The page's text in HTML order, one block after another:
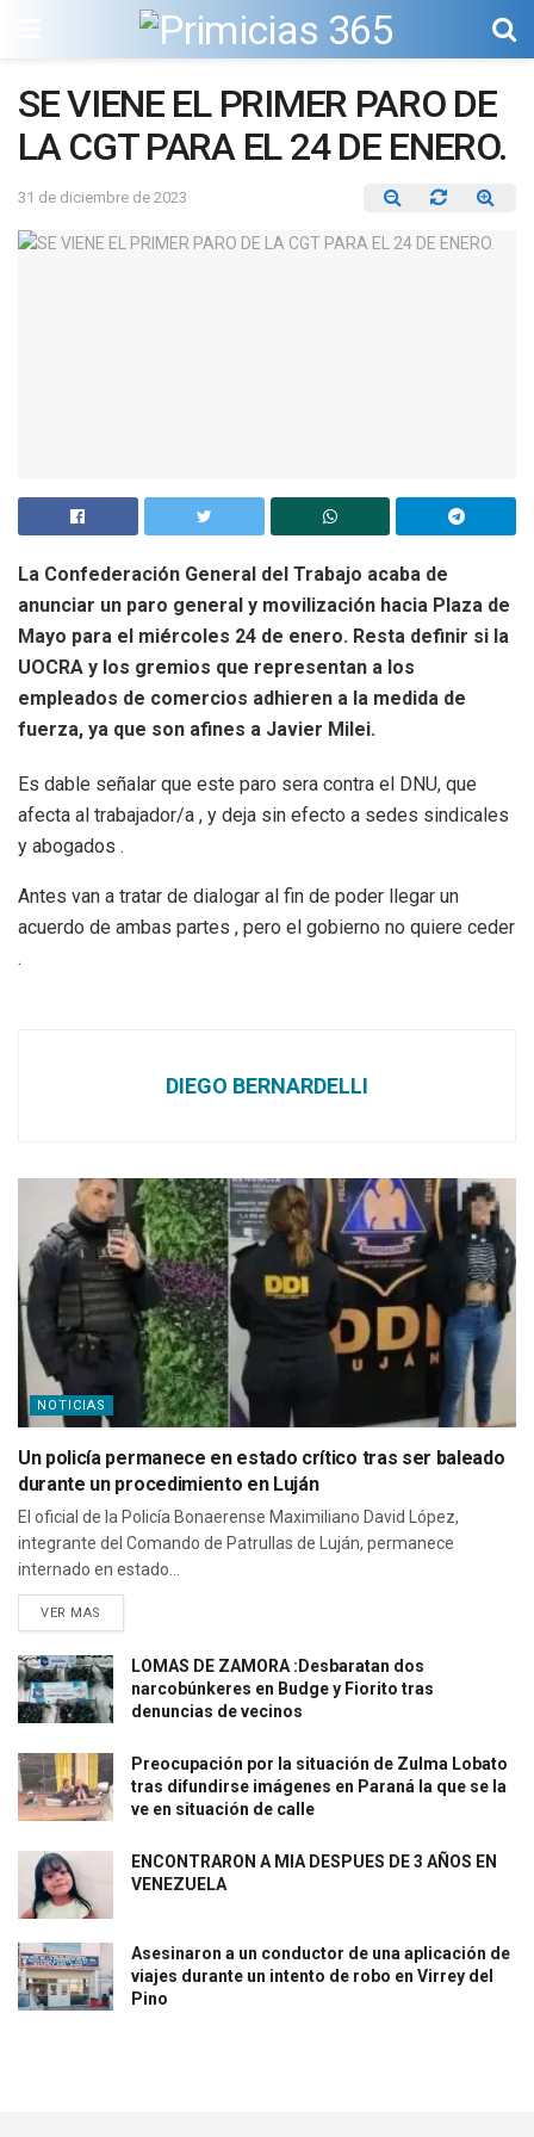
SE VIENE EL PRIMER PARO DE
LA CGT PARA EL 24 DE ENERO.
31 de diciembre de 2023
La Confederación General del Trabajo acaba de
anunciar un paro general y movilización hacia Plaza de
Mayo para el miércoles 24 de enero. Resta definir si la
UOCRA y los gremios que representan a los
empleados de comercios adhieren a la medida de
fuerza, ya que son afines a Javier Milei.
Es dable señalar que este paro sera contra el DNU, que
afecta al trabajador/a , y deja sin efecto a sedes sindicales
y abogados .
Antes van a tratar de dialogar al fin de poder llegar un
acuerdo de ambas partes , pero el gobierno no quiere ceder
.
DIEGO BERNARDELLI
NOTICIAS
Un policía permanece en estado crítico tras ser baleado
durante un procedimiento en Luján
El oficial de la Policía Bonaerense Maximiliano David López,
integrante del Comando de Patrullas de Luján, permanece
internado en estado...
VER MAS
LOMAS DE ZAMORA :Desbaratan dos
narcobúnkeres en Budge y Fiorito tras
denuncias de vecinos
Preocupación por la situación de Zulma Lobato
tras difundirse imágenes en Paraná la que se la
ve en situación de calle
ENCONTRARON A MIA DESPUES DE 3 AÑOS EN
VENEZUELA
Asesinaron a un conductor de una aplicación de
viajes durante un intento de robo en Virrey del
Pino